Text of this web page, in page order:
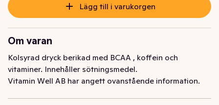
Lägg till i varukorgen
Om varan
Kolsyrad dryck berikad med BCAA , koffein och
vitaminer. Innehåller sötningsmedel.
Vitamin Well AB har angett ovanstående information.